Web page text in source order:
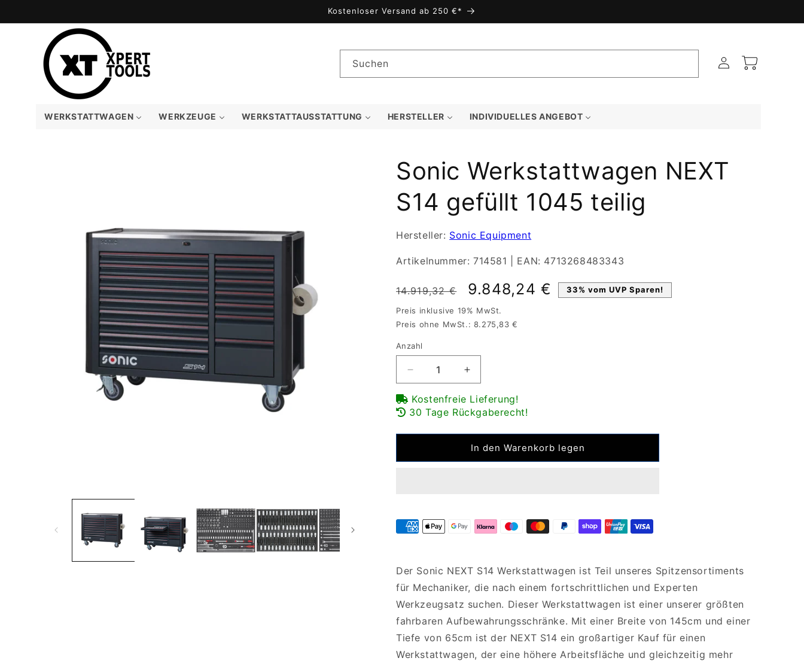
Inhalt
Kostenloser Versand ab 250 €*
WERKSTATTWAGEN WERKZEUGE WERKSTATTAUSSTATTUNG HERSTELLER INDIVIDUELLES ANGEBOT
Suchen EinloggenWarenkorb
Sonic Werkstattwagen NEXT
S14 gefüllt 1045 teilig
Hersteller: Sonic Equipment
Artikelnummer: 714581 EAN: 4713268483343
Normaler
Preis
14.919,32 € Verkaufspreis
9.848,24 € 33% vom UVP Sparen!
Preis inklusive 19% MwSt.
Preis ohne MwSt.: 8.275,83 €
Anzahl
Verringere
die
Menge
für
Werkstattwagen
S14
Erhöhe
die
Menge
für
Werkstattwagen
NEXT
S14
Kostenfreie Lieferung!
30 Tage Rückgaberecht!
In den Warenkorb legen
Der Sonic NEXT S14 Werkstattwagen ist Teil unseres Spitzensortiments
für Mechaniker, die nach einem fortschrittlichen und Experten
Werkzeugsatz suchen. Dieser Werkstattwagen ist einer unserer größten
fahrbaren Aufbewahrungsschränke. Mit einer Breite von 145cm und einer
Tiefe von 65cm ist der NEXT S14 ein großartiger Kauf für einen
Werkstattwagen, der eine höhere Arbeitsfläche und gleichzeitig mehr